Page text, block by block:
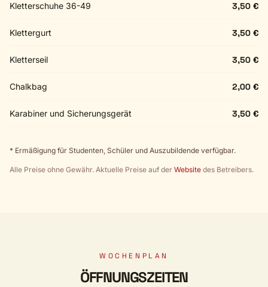
Kletterschuhe 36-49 3,50 €
Klettergurt 3,50 €
Kletterseil 3,50 €
Chalkbag 2,00 €
Karabiner und Sicherungsgerät 3,50 €
* Ermäßigung für Studenten, Schüler und Auszubildende verfügbar.
Alle Preise ohne Gewähr. Aktuelle Preise auf der Website des Betreibers.
WOCHENPLAN
ÖFFNUNGSZEITEN